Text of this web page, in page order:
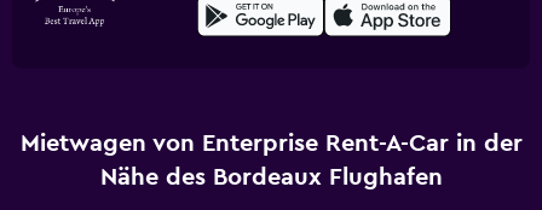
Mietwagen von Enterprise Rent-A-Car in der
Nähe des Bordeaux Flughafen